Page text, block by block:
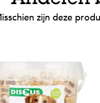
zijn deze